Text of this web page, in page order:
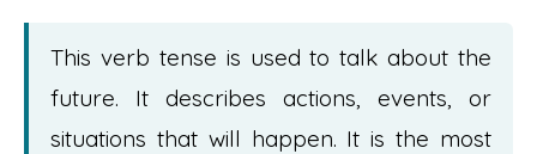
This verb tense is used to talk about the
future. It describes actions, events, or
situations that will happen. It is the most